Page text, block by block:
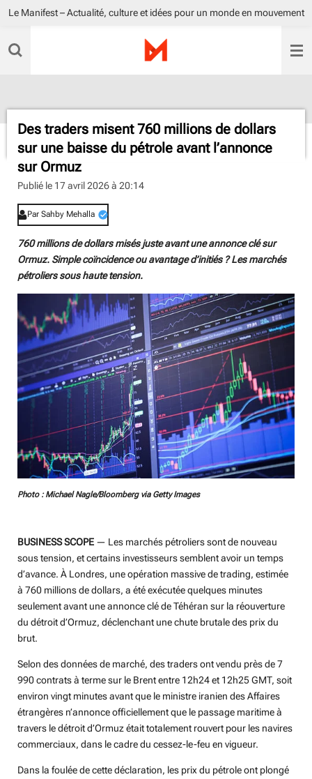
Passer
contenu
Le Manifest – Actualité, culture et idées pour un monde en mouvement
Des traders misent 760 millions de dollars
sur une baisse du pétrole avant l’annonce
sur Ormuz
Publié le 17 avril 2026 à 20:14
Par Sahby Mehalla
760 millions de dollars misés juste avant une annonce clé sur
Ormuz. Simple coïncidence ou avantage d’initiés ? Les marchés
pétroliers sous haute tension.
Photo : Michael Nagle/Bloomberg via Getty Images
BUSINESS SCOPE — Les marchés pétroliers sont de nouveau
sous tension, et certains investisseurs semblent avoir un temps
d’avance. À Londres, une opération massive de trading, estimée
à 760 millions de dollars, a été exécutée quelques minutes
seulement avant une annonce clé de Téhéran sur la réouverture
du détroit d’Ormuz, déclenchant une chute brutale des prix du
brut.
Selon des données de marché, des traders ont vendu près de 7
990 contrats à terme sur le Brent entre 12h24 et 12h25 GMT, soit
environ vingt minutes avant que le ministre iranien des Affaires
étrangères n’annonce officiellement que le passage maritime à
travers le détroit d’Ormuz était totalement rouvert pour les navires
commerciaux, dans le cadre du cessez-le-feu en vigueur.
Dans la foulée de cette déclaration, les prix du pétrole ont plongé